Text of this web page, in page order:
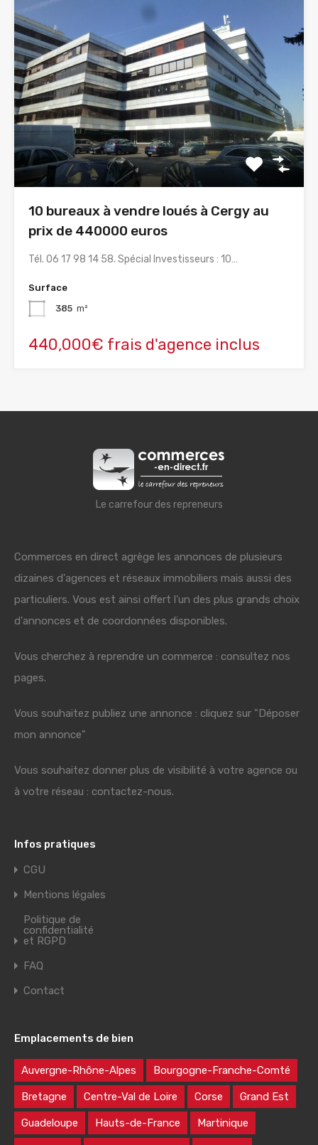
10 bureaux à vendre loués à Cergy au
prix de 440000 euros
Tél. 06 17 98 14 58. Spécial Investisseurs : 10…
Surface
385 m²
440,000€ frais d'agence inclus
Le carrefour des repreneurs
Commerces en direct agrège les annonces de plusieurs
dizaines d'agences et réseaux immobiliers mais aussi des
particuliers. Vous est ainsi offert l'un des plus grands choix
d'annonces et de coordonnées disponibles.
Vous cherchez à reprendre un commerce : consultez nos
pages.
Vous souhaitez publiez une annonce : cliquez sur "Déposer
mon annonce"
Vous souhaitez donner plus de visibilité à votre agence ou
à votre réseau : contactez-nous.
Infos pratiques
CGU
Mentions légales
Politique de
confidentialité
et RGPD
FAQ
Contact
Emplacements de bien
Auvergne-Rhône-Alpes Bourgogne-Franche-Comté
Bretagne Centre-Val de Loire Corse Grand Est
Guadeloupe Hauts-de-France Martinique